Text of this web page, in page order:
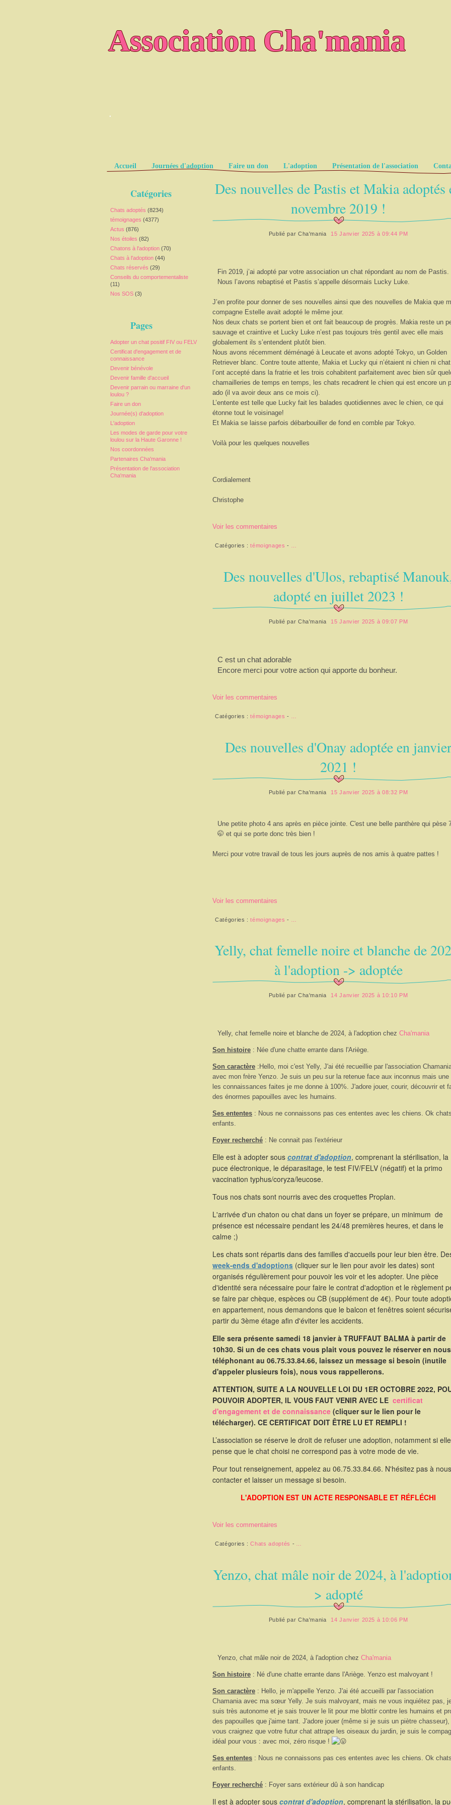
Association Cha'mania
.
Pages
Accueil Journées d'adoption Faire un don L'adoption Présentation de l'association
Catégories
Chats adoptés (8234)
témoignages (4377)
Actus (876)
Nos étoiles (82)
Chatons à l'adoption (70)
Chats à l'adoption (44)
Chats réservés (29)
Conseils du comportementaliste
(11)
Nos SOS (3)
Pages
Adopter un chat positif FIV ou FELV
Certificat d'engagement et de
connaissance
Devenir bénévole
Devenir famille d'accueil
Devenir parrain ou marraine d'un
loulou ?
Faire un don
Journée(s) d'adoption
L'adoption
Les modes de garde pour votre
loulou sur la Haute Garonne !
Nos coordonnées
Partenaires Cha'mania
Présentation de l'association
Cha'mania
Des nouvelles de Pastis et Makia adoptés
novembre 2019 !
Publié par Cha'mania 15 Janvier 2025 à 09:44 PM
Fin 2019, j’ai adopté par votre association un chat répondant au nom de Pastis.
Nous l’avons rebaptisé et Pastis s’appelle désormais Lucky Luke.
J’en profite pour donner de ses nouvelles ainsi que des nouvelles de Makia que
compagne Estelle avait adopté le même jour.
Nos deux chats se portent bien et ont fait beaucoup de progrès. Makia reste un
sauvage et craintive et Lucky Luke n’est pas toujours très gentil avec elle mais
globalement ils s’entendent plutôt bien.
Nous avons récemment déménagé à Leucate et avons adopté Tokyo, un Golden
Retriever blanc. Contre toute attente, Makia et Lucky qui n’étaient ni chien ni
l’ont accepté dans la fratrie et les trois cohabitent parfaitement avec bien sûr
chamailleries de temps en temps, les chats recadrent le chien qui est encore un
ado (il va avoir deux ans ce mois ci).
L’entente est telle que Lucky fait les balades quotidiennes avec le chien, ce qui
étonne tout le voisinage!
Et Makia se laisse parfois débarbouiller de fond en comble par Tokyo.
Voilà pour les quelques nouvelles
Cordialement
Christophe
Voir les commentaires
Catégories :témoignages -
Des nouvelles d'Ulos, rebaptisé
adopté en juillet 2023 !
Publié par Cha'mania 15 Janvier 2025 à 09:07 PM
C est un chat adorable
Encore merci pour votre action qui apporte du bonheur.
Voir les commentaires
Catégories :témoignages -
Des nouvelles d'Onay adoptée en janvier
2021 !
Publié par Cha'mania 15 Janvier 2025 à 08:32 PM
Une petite photo 4 ans après en pièce jointe. C'est une belle panthère qui pèse
🤭 et qui se porte donc très bien !
Merci pour votre travail de tous les jours auprès de nos amis à quatre pattes !
Voir les commentaires
Catégories :témoignages -
Yelly, chat femelle noire et blanche de
à l'adoption -> adoptée
Publié par Cha'mania 14 Janvier 2025 à 10:10 PM
Yelly, chat femelle noire et blanche de 2024, à l'adoption chez Cha'mania
Son histoire : Née d'une chatte errante dans l'Ariège.
Son caractère : Hello, moi c'est Yelly, J'ai été recueillie par l'association
avec mon frère Yenzo. Je suis un peu sur la retenue face aux inconnus mais une
les connaissances faites je me donne à 100%. J'adore jouer, courir, découvrir et
des énormes papouilles avec les humains.
Ses ententes : Nous ne connaissons pas ces ententes avec les chiens. Ok
enfants.
Foyer recherché : Ne connait pas l'extérieur
Elle est à adopter sous contrat d'adoption, comprenant la stérilisation, la
puce électronique, le déparasitage, le test FIV/FELV (négatif) et la primo
vaccination typhus/coryza/leucose.
Tous nos chats sont nourris avec des croquettes Proplan.
L'arrivée d'un chaton ou chat dans un foyer se prépare, un minimum de
présence est nécessaire pendant les 24/48 premières heures, et dans le
calme ;)
Les chats sont répartis dans des familles d'accueils pour leur bien être.
week-ends d'adoptions (cliquer sur le lien pour avoir les dates) sont
organisés régulièrement pour pouvoir les voir et les adopter. Une pièce
d'identité sera nécessaire pour faire le contrat d'adoption et le règlement
se faire par chèque, espèces ou CB (supplément de 4€). Pour toute
en appartement, nous demandons que le balcon et fenêtres soient
partir du 3ème étage afin d'éviter les accidents.
Elle sera présente samedi 18 janvier à TRUFFAUT BALMA à partir de
10h30. Si un de ces chats vous plait vous pouvez le réserver en nous
téléphonant au 06.75.33.84.66, laissez un message si besoin (inutile
d'appeler plusieurs fois), nous vous rappellerons.
ATTENTION, SUITE A LA NOUVELLE LOI DU 1ER OCTOBRE 2022,
POUVOIR ADOPTER, IL VOUS FAUT VENIR AVEC LE certificat
d'engagement et de connaissance (cliquer sur le lien pour le
télécharger). CE CERTIFICAT DOIT ÊTRE LU ET REMPLI !
L’association se réserve le droit de refuser une adoption, notamment si elle
pense que le chat choisi ne correspond pas à votre mode de vie.
Pour tout renseignement, appelez au 06.75.33.84.66. N'hésitez pas à nous
contacter et laisser un message si besoin.
L'ADOPTION EST UN ACTE RESPONSABLE ET RÉFLÉCHI
Voir les commentaires
Catégories :Chats adoptés -
Yenzo, chat mâle noir de 2024, à
> adopté
Publié par Cha'mania 14 Janvier 2025 à 10:06 PM
Yenzo, chat mâle noir de 2024, à l'adoption chez Cha'mania
Son histoire : Né d'une chatte errante dans l'Ariège. Yenzo est malvoyant !
Son caractère : Hello, je m'appelle Yenzo. J'ai été accueilli par l'association
Chamania avec ma sœur Yelly. Je suis malvoyant, mais ne vous inquiétez pas,
suis très autonome et je sais trouver le lit pour me blottir contre les humains et
des papouilles que j'aime tant. J'adore jouer (même si je suis un piètre
vous craignez que votre futur chat attrape les oiseaux du jardin, je suis le
idéal pour vous : avec moi, zéro risque !
Ses ententes : Nous ne connaissons pas ces ententes avec les chiens. Ok
enfants.
Foyer recherché : Foyer sans extérieur dû à son handicap
Il est à adopter sous contrat d'adoption, comprenant la stérilisation, la